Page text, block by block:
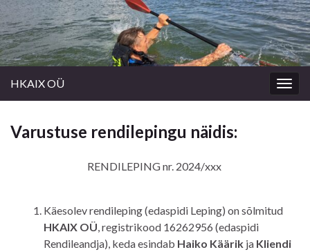
HKAIX OÜ
Varustuse rendilepingu näidis:
RENDILEPING nr. 2024/xxx
Käesolev rendileping (edaspidi Leping) on sõlmitud
HKAIX OÜ , registrikood 16262956 (edaspidi
Rendileandja), keda esindab Haiko Käärik ja Kliendi